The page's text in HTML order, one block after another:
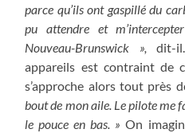
parce qu’ils ont gaspillé du
pu attendre et
Nouveau-Brunswick »,
dit-
appareils est contraint de
s’approche alors tout près
bout de mon aile. Le pilote me
le pouce en bas. » On